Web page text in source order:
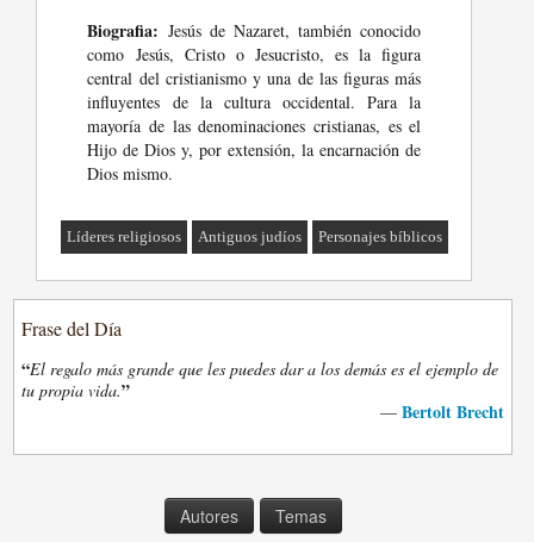
Biografia: Jesús de Nazaret, también conocido
como Jesús, Cristo o Jesucristo, es la figura
central del cristianismo y una de las figuras más
influyentes de la cultura occidental. Para la
mayoría de las denominaciones cristianas, es el
Hijo de Dios y, por extensión, la encarnación de
Dios mismo.
Líderes religiosos Antiguos judíos Personajes bíblicos
Frase del Día
“El regalo más grande que les puedes dar a los demás es el ejemplo de
tu propia vida.”
— Bertolt Brecht
Autores Temas